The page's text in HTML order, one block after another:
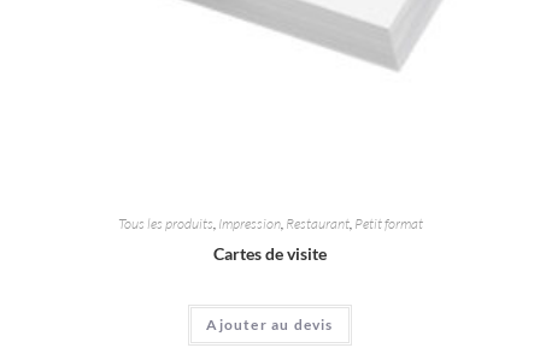
Tous les produits Impression, Restaurant, Petit format
Cartes de visite
Ajouter au devis